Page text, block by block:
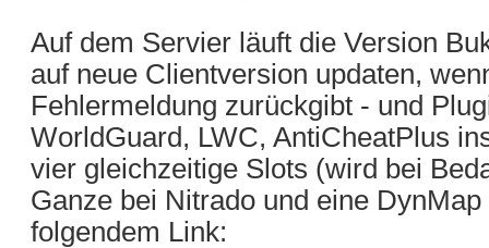
Auf dem Servier läuft die Version
auf neue Clientversion updaten,
Fehlermeldung zurückgibt - und
WorldGuard, LWC, AntiCheatPlus
vier gleichzeitige Slots (wird bei
Ganze bei Nitrado und eine
folgendem Link: